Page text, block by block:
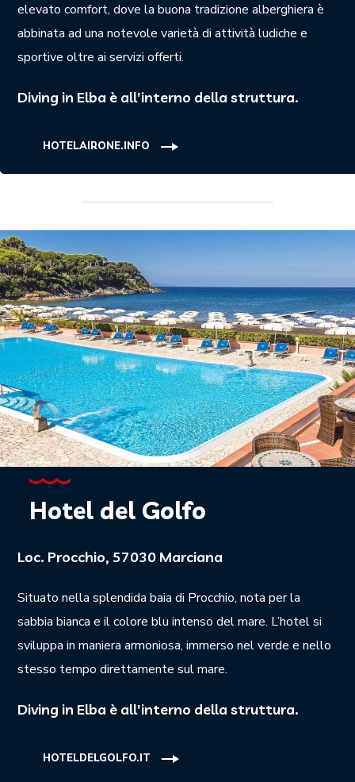
elevato comfort, dove la buona tradizione alberghiera è
abbinata ad una notevole varietà di attività ludiche e
sportive oltre ai servizi offerti.
Diving in Elba è all'interno della struttura.
HOTELAIRONE.INFO
Hotel del Golfo
Loc. Procchio, 57030 Marciana
Situato nella splendida baia di Procchio, nota per la
sabbia bianca e il colore blu intenso del mare. L’hotel si
sviluppa in maniera armoniosa, immerso nel verde e nello
stesso tempo direttamente sul mare.
Diving in Elba è all'interno della struttura.
HOTELDELGOLFO.IT